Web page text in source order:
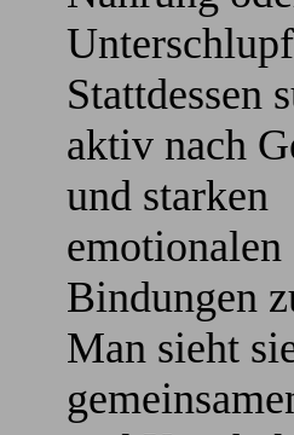
Stattdessen
aktiv nach
und starken
emotionalen
Bindungen
Man sieht